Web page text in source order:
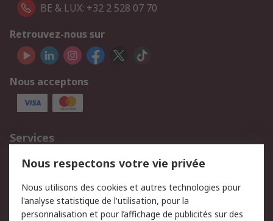
BE & LUX: +32 2 528 07 70
Retrouvez-nous sur
Nous acceptons
Services
750.000 produits
2.500 marques
Retours
Support technique
Track & trace
Nous respectons votre vie privée
Nous utilisons des cookies et autres technologies pour
l'analyse statistique de l'utilisation, pour la
personnalisation et pour l’affichage de publicités sur des